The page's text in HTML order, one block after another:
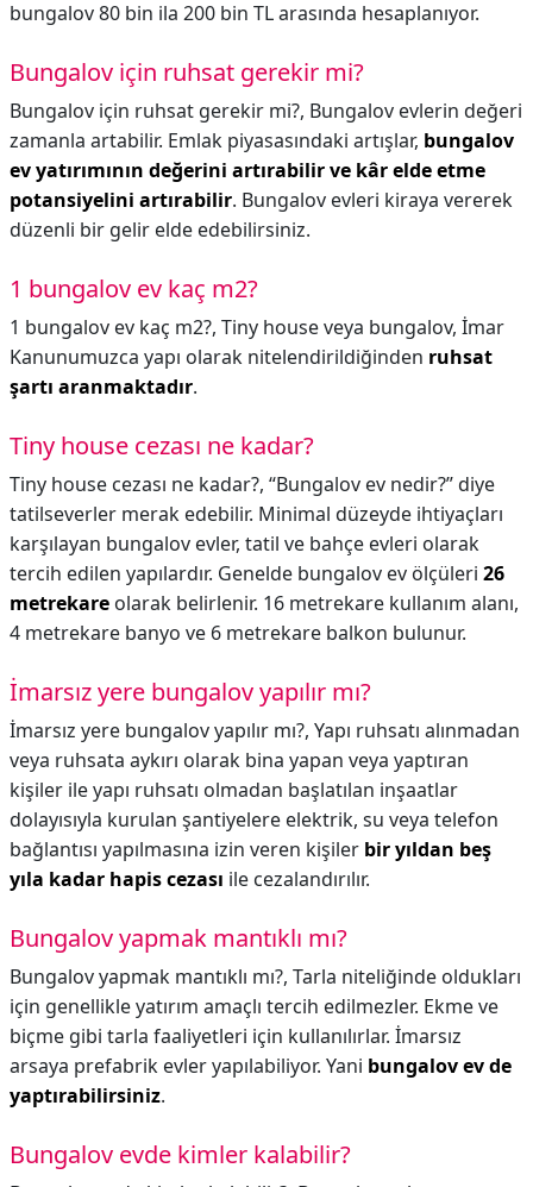
bungalov 80 bin ila 200 bin TL arasında hesaplanıyor.
Bungalov için ruhsat gerekir mi?
Bungalov için ruhsat gerekir mi?, Bungalov evlerin değeri
zamanla artabilir. Emlak piyasasındaki artışlar, bungalov
ev yatırımının değerini artırabilir ve kâr elde etme
potansiyelini artırabilir. Bungalov evleri kiraya vererek
düzenli bir gelir elde edebilirsiniz.
1 bungalov ev kaç m2?
1 bungalov ev kaç m2?, Tiny house veya bungalov, İmar
Kanunumuzca yapı olarak nitelendirildiğinden ruhsat
şartı aranmaktadır.
Tiny house cezası ne kadar?
Tiny house cezası ne kadar?, “Bungalov ev nedir?” diye
tatilseverler merak edebilir. Minimal düzeyde ihtiyaçları
karşılayan bungalov evler, tatil ve bahçe evleri olarak
tercih edilen yapılardır. Genelde bungalov ev ölçüleri 26
metrekare olarak belirlenir. 16 metrekare kullanım alanı,
4 metrekare banyo ve 6 metrekare balkon bulunur.
İmarsız yere bungalov yapılır mı?
İmarsız yere bungalov yapılır mı?, Yapı ruhsatı alınmadan
veya ruhsata aykırı olarak bina yapan veya yaptıran
kişiler ile yapı ruhsatı olmadan başlatılan inşaatlar
dolayısıyla kurulan şantiyelere elektrik, su veya telefon
bağlantısı yapılmasına izin veren kişiler bir yıldan beş
yıla kadar hapis cezası ile cezalandırılır.
Bungalov yapmak mantıklı mı?
Bungalov yapmak mantıklı mı?, Tarla niteliğinde oldukları
için genellikle yatırım amaçlı tercih edilmezler. Ekme ve
biçme gibi tarla faaliyetleri için kullanılırlar. İmarsız
arsaya prefabrik evler yapılabiliyor. Yani bungalov ev de
yaptırabilirsiniz.
Bungalov evde kimler kalabilir?